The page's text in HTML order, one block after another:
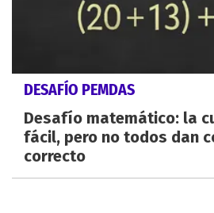
DESAFÍO PEMDAS
Desafío matemático: la
fácil, pero no todos dan
correcto